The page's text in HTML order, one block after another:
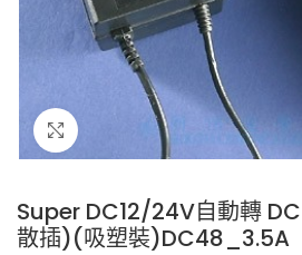
Click to enlarge
Super DC12/24V自動轉
散插)(吸塑裝)DC48_3.5A